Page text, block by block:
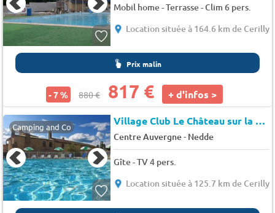
Mobil home - Terrasse - Clim 6 pers.
Location située à 164.6 km de Cerilly
Prix malin
- 7 % 880 € 817 € + d'infos >
Camping and Co Village Club Le Château sur la Vienne
Centre Auvergne- Nedde
Gîte - TV 4 pers.
Location située à 125.7 km de Cerilly